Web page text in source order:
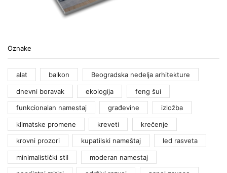
Oznake
alat balkon Beogradska nedelja arhitekture
dnevni boravak ekologija feng šui
funkcionalan namestaj građevine izložba
klimatske promene kreveti krečenje
krovni prozori kupatilski nameštaj led rasveta
minimalistički stil moderan namestaj